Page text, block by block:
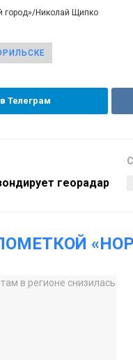
город»/Николай Щипко
Телеграм
георадар